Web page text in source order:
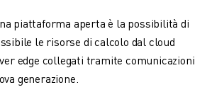
ROBODRILL
STAMPAGGIO A INIEZIONE
PER LO STAMPAGGIO AD
piattaforma aperta è la possibilità di
le risorse di calcolo dal cloud
edge collegati tramite comunicazioni
generazione.